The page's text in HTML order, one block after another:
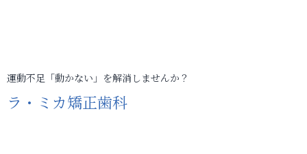
運動不足「動かない」を解消しませんか？
ラ・ミカ矯正歯科